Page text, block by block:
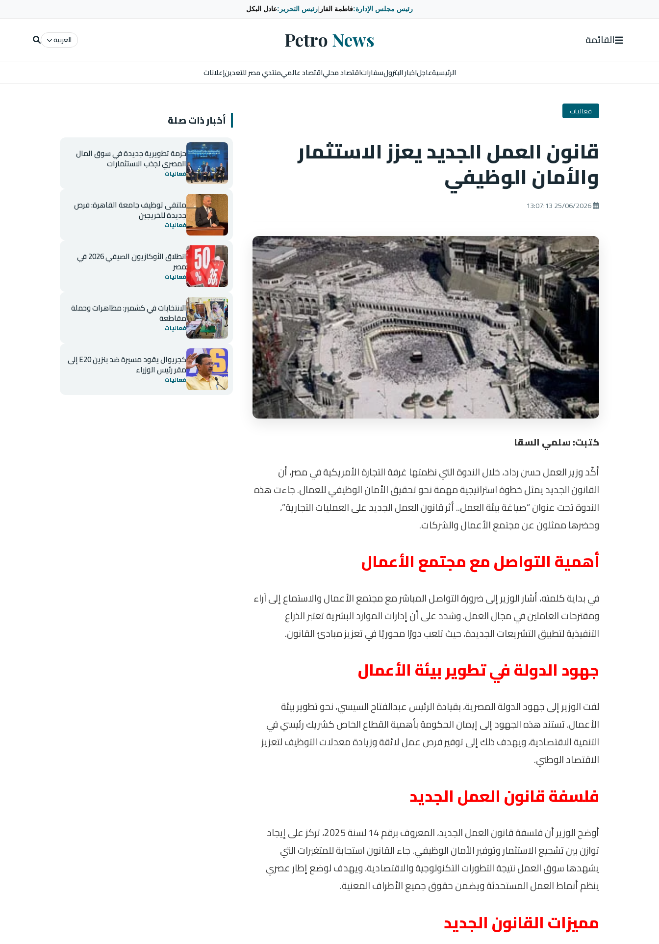
رئيس مجلس الإدارة:فاطمة الفار رئيس التحرير:عادل البكل
القائمة Petro News العربية
الرئيسيةعاجلاخبار البترولسفاراتاقتصاد محلياقتصاد عالميمنتدي مصر للتعدينإعلانات
فعاليات
قانون العمل الجديد يعزز الاستثمار
والأمان الوظيفي
كتبت: سلمي السقا
أكّد وزير العمل حسن رداد، خلال الندوة التي نظمتها غرفة التجارة الأمريكية في مصر، أن
القانون الجديد يمثل خطوة استراتيجية مهمة نحو تحقيق الأمان الوظيفي للعمال. جاءت هذه
الندوة تحت عنوان “صياغة بيئة العمل.. أثر قانون العمل الجديد على العمليات التجارية”،
وحضرها ممثلون عن مجتمع الأعمال والشركات.
أهمية التواصل مع مجتمع الأعمال
في بداية كلمته، أشار الوزير إلى ضرورة التواصل المباشر مع مجتمع الأعمال والاستماع إلى آراء
ومقترحات العاملين في مجال العمل. وشدد على أن إدارات الموارد البشرية تعتبر الذراع
التنفيذية لتطبيق التشريعات الجديدة، حيث تلعب دورًا محوريًا في تعزيز مبادئ القانون.
جهود الدولة في تطوير بيئة الأعمال
لفت الوزير إلى جهود الدولة المصرية، بقيادة الرئيس عبدالفتاح السيسي، نحو تطوير بيئة
الأعمال. تستند هذه الجهود إلى إيمان الحكومة بأهمية القطاع الخاص كشريك رئيسي في
التنمية الاقتصادية، ويهدف ذلك إلى توفير فرص عمل لائقة وزيادة معدلات التوظيف لتعزيز
الاقتصاد الوطني.
فلسفة قانون العمل الجديد
أوضح الوزير أن فلسفة قانون العمل الجديد، المعروف برقم 14 لسنة 2025، تركز على إيجاد
توازن بين تشجيع الاستثمار وتوفير الأمان الوظيفي. جاء القانون استجابة للمتغيرات التي
يشهدها سوق العمل نتيجة التطورات التكنولوجية والاقتصادية، ويهدف لوضع إطار عصري
ينظم أنماط العمل المستحدثة ويضمن حقوق جميع الأطراف المعنية.
مميزات القانون الجديد
أخبار ذات صلة
حزمة تطويرية جديدة في سوق المال
المصري لجذب الاستثمارات
فعاليات
ملتقى توظيف جامعة القاهرة: فرص
جديدة للخريجين
فعاليات
انطلاق الأوكازيون الصيفي 2026 في
مصر
فعاليات
الانتخابات في كشمير: مظاهرات وحملة
مقاطعة
فعاليات
كجريوال يقود مسيرة ضد بنزين E20 إلى
مقر رئيس الوزراء
فعاليات